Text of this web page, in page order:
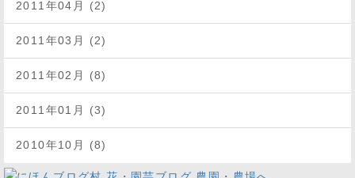
2011年04月 (2)
2011年03月 (2)
2011年02月 (8)
2011年01月 (3)
2010年10月 (8)